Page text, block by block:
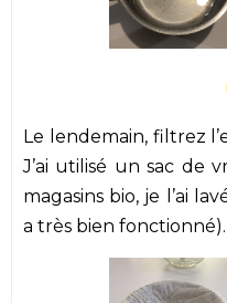
Le lendemain, filtrez
J’ai utilisé un sac de
magasins bio, je l’ai
a très bien fonctionné).